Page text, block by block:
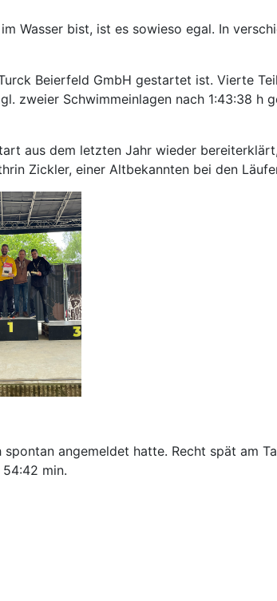
Wasser bist, ist es sowieso egal. In
Beierfeld GmbH gestartet ist. Vierte
zweier Schwimmeinlagen nach 1:43:38
aus dem letzten Jahr wieder
Zickler, einer Altbekannten bei den
angemeldet hatte. Recht spät am
min.